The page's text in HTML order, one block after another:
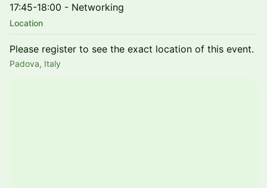
17:45-18:00 - Networking
Location
Please register to see the exact location of this event.
Padova, Italy